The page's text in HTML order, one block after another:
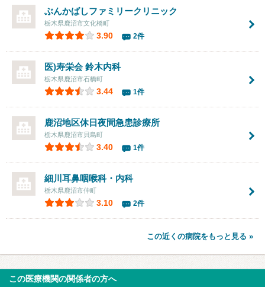
ぶんかばしファミリークリニック
栃木県鹿沼市文化橋町
3.90 2件
医)寿栄会 鈴木内科
栃木県鹿沼市石橋町
3.44 1件
鹿沼地区休日夜間急患診療所
栃木県鹿沼市貝島町
3.40 1件
細川耳鼻咽喉科・内科
栃木県鹿沼市仲町
3.10 2件
この近くの病院をもっと見る »
この医療機関の関係者の方へ